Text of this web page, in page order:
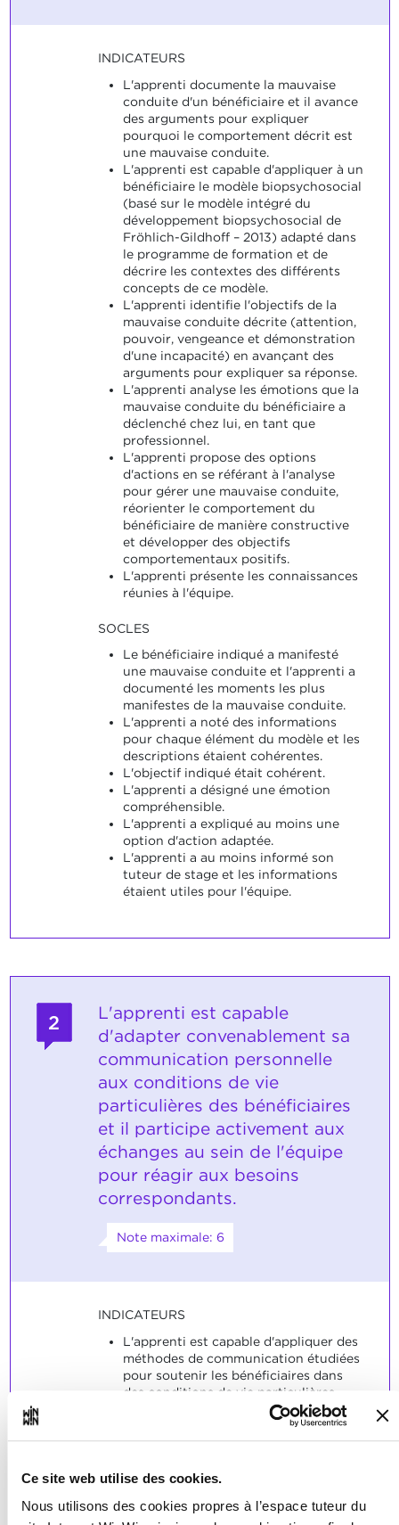
Ce site web utilise des cookies.
Nous utilisons des cookies propres à l’espace tuteur du
INDICATEURS
L'apprenti documente la mauvaise
conduite d'un bénéficiaire et il avance
des arguments pour expliquer
pourquoi le comportement décrit est
une mauvaise conduite.
L'apprenti est capable d'appliquer à un
bénéficiaire le modèle biopsychosocial
(basé sur le modèle intégré du
développement biopsychosocial de
Fröhlich-Gildhoff – 2013) adapté dans
le programme de formation et de
décrire les contextes des différents
concepts de ce modèle.
L'apprenti identifie l'objectifs de la
mauvaise conduite décrite (attention,
pouvoir, vengeance et démonstration
d'une incapacité) en avançant des
arguments pour expliquer sa réponse.
L'apprenti analyse les émotions que la
mauvaise conduite du bénéficiaire a
déclenché chez lui, en tant que
professionnel.
L'apprenti propose des options
d'actions en se référant à l'analyse
pour gérer une mauvaise conduite,
réorienter le comportement du
bénéficiaire de manière constructive
et développer des objectifs
comportementaux positifs.
L'apprenti présente les connaissances
réunies à l'équipe.
SOCLES
Le bénéficiaire indiqué a manifesté
une mauvaise conduite et l'apprenti a
documenté les moments les plus
manifestes de la mauvaise conduite.
L'apprenti a noté des informations
pour chaque élément du modèle et les
descriptions étaient cohérentes.
L'objectif indiqué était cohérent.
L'apprenti a désigné une émotion
compréhensible.
L'apprenti a expliqué au moins une
option d'action adaptée.
L'apprenti a au moins informé son
tuteur de stage et les informations
étaient utiles pour l'équipe.
2
L'apprenti est capable
d'adapter convenablement sa
communication personnelle
aux conditions de vie
particulières des bénéficiaires
et il participe activement aux
échanges au sein de l'équipe
pour réagir aux besoins
correspondants.
Note maximale: 6
INDICATEURS
L'apprenti est capable d'appliquer des
méthodes de communication étudiées
pour soutenir les bénéficiaires dans
des conditions de vie particulières.
L'apprenti est capable de commenter
des hypothèses possibles au cours de
discussions en équipe et de s'impliquer
L'apprenti a appliqué une